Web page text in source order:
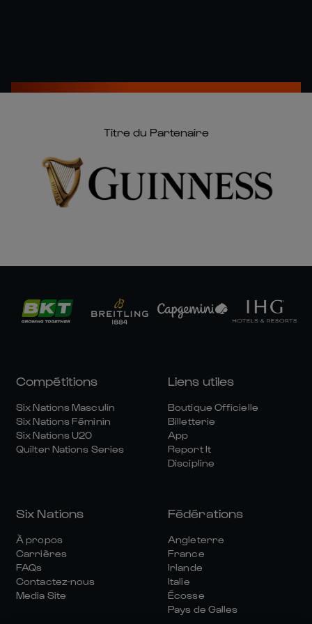
Titre du Partenaire
Compétitions
Six Nations Masculin
Six Nations Féminin
Six Nations U20
Quilter Nations Series
Liens utiles
Boutique Officielle
Billetterie
App
Report It
Discipline
Six Nations
À propos
Carrières
FAQs
Contactez-nous
Media Site
Fédérations
Angleterre
France
Irlande
Italie
Écosse
Pays de Galles